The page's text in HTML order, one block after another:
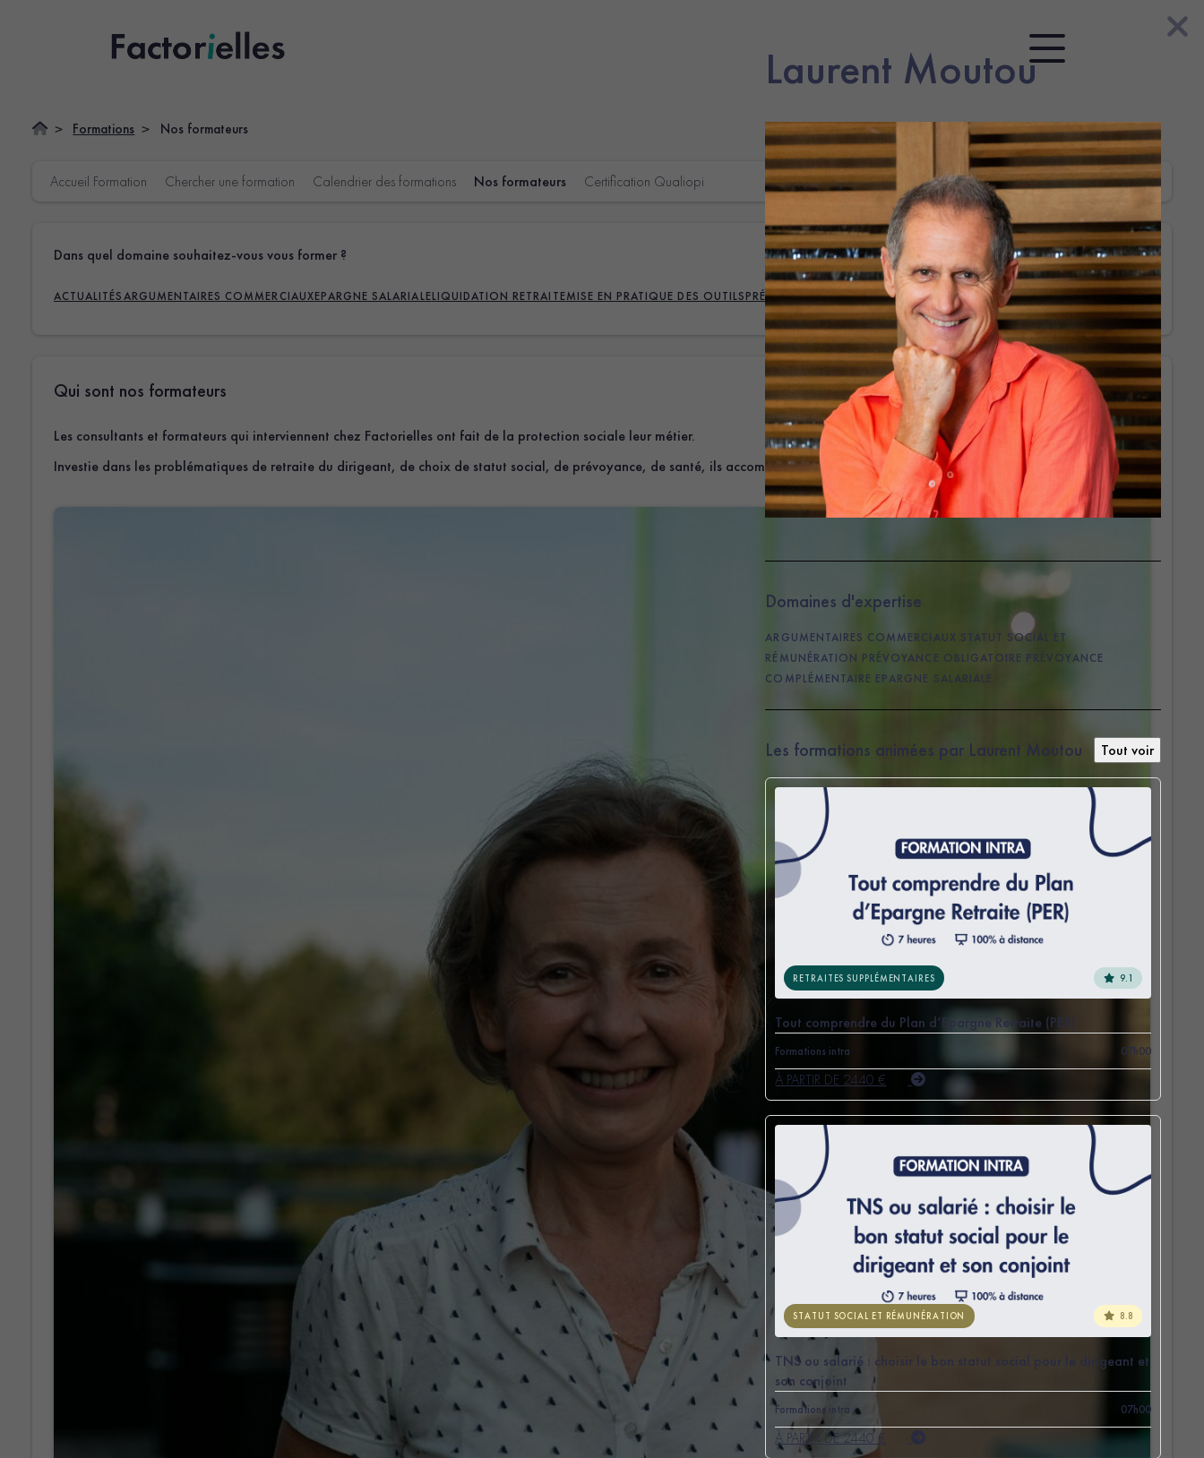
Formations Nos formateurs
Accueil Formation Chercher une formation Calendrier des formations Nos formateurs Certification Qualiopi Cataloguedes formations
Dans quel domaine souhaitez-vous vous former ?
ACTUALITÉSARGUMENTAIRES COMMERCIAUXEPARGNE SALARIALELIQUIDATION RETRAITEMISE EN PRATIQUE DES OUTILSPRÉVOYANCE COMPLÉMENTAIRE PRÉVOYANCE OBLIGATOIRERETRAITE
Qui sont nos formateurs
Les consultants et formateurs qui interviennent chez Factorielles ont fait de la protection sociale leur métier.
Investie dans les problématiques de retraite du dirigeant, de choix de statut social, de prévoyance, de santé, ils accompagnent nos clients dans leur progression sur ces sujets.
Laurent Moutou
Domaines d'expertise
ARGUMENTAIRES COMMERCIAUX STATUT SOCIAL ET
RÉMUNÉRATION PRÉVOYANCE OBLIGATOIRE PRÉVOYANCE
COMPLÉMENTAIRE EPARGNE SALARIALE
Les formations animées par Laurent Moutou
RETRAITES SUPPLÉMENTAIRES 9.1
Tout comprendre du Plan d’Epargne Retraite (PER)
Formations intra 07h00
À PARTIR DE 2440 €
STATUT SOCIAL ET RÉMUNÉRATION 8.8
TNS ou salarié : choisir le bon statut social pour le dirigeant et
son conjoint
Formations intra 07h00
À PARTIR DE 2440 €